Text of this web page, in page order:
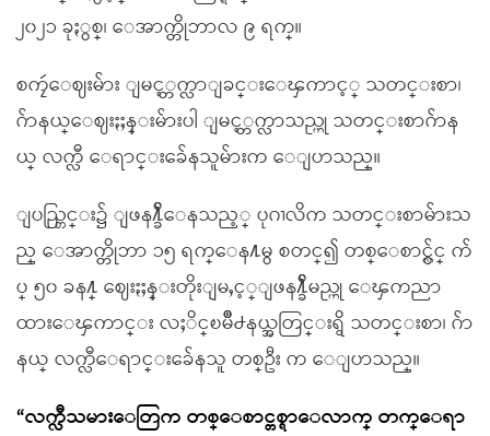
၂၀၂၁ ခုႏွစ္၊ ေအာက္တိုဘာလ ၉ ရက္။
စကၠဴေဈးမ်ား ျမင့္တက္လာျခင္းေၾကာင့္ သတင္းစာ၊
ဂ်ာနယ္ေဈးႏႈန္းမ်ားပါ ျမင့္တက္လာသည္ဟု သတင္းစာဂ်ာန
ယ္ လက္လီ ေရာင္းခ်ေနသူမ်ားက ေျပာသည္။
ျပည္တြင္း၌ ျဖန႔္ခ်ီေနသည့္ ပုဂၢလိက သတင္းစာမ်ားသ
ည္ ေအာက္တိုဘာ ၁၅ ရက္ေန႔မွ စတင္၍ တစ္ေစာင္လွ်င္ က်
ပ္ ၅၀ ခန႔္ ေဈးႏႈန္းတိုးျမႇင့္ျဖန႔္ခ်ီမည္ဟု ေၾကညာ
ထားေၾကာင္း လႈိင္ၿမိဳ႕နယ္အတြင္းရွိ သတင္းစာ၊ ဂ်ာ
နယ္ လက္လီေရာင္းခ်ေနသူ တစ္ဦး က ေျပာသည္။
“လက္လီသမားေတြက တစ္ေစာင္တစ္ရာေလာက္ တက္ေရာ